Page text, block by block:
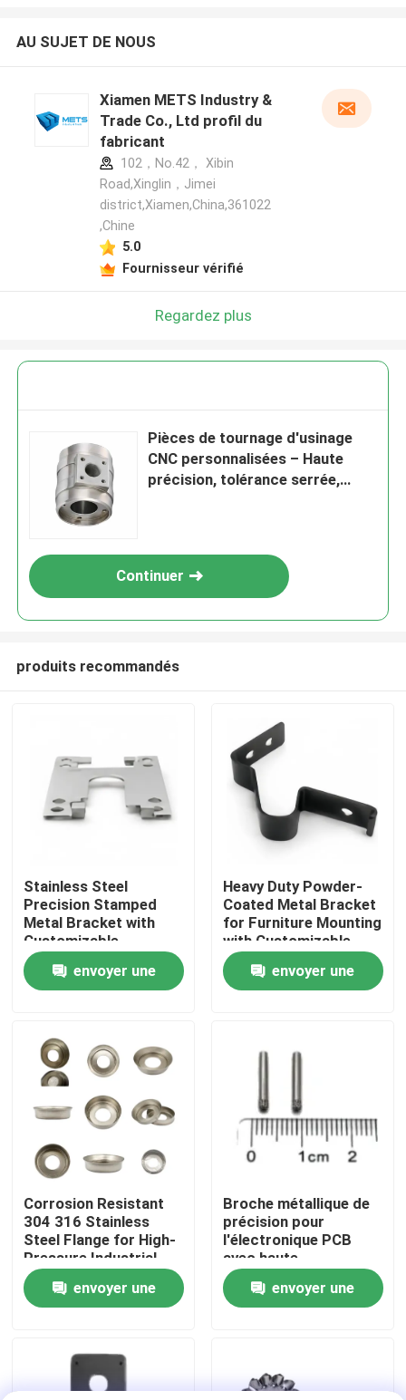
Produits
Vidéos
VR Show
Au sujet de nous
Visite d'usine
Contrôle de qualité
Contactez-nous
Cas
AU SUJET DE NOUS
Xiamen METS Industry &
Trade Co., Ltd profil du
fabricant
102，No.42， Xibin
Road,Xinglin，Jimei
district,Xiamen,China,361022
,Chine
5.0
Fournisseur vérifié
Regardez plus
Pièces de tournage d'usinage
CNC personnalisées – Haute
précision, tolérance serrée,
Continuer
produits recommandés
Stainless Steel
Precision Stamped
Metal Bracket with
Customizable
Dimensions for
Hardware Connector
envoyer une
Heavy Duty Powder-
Coated Metal Bracket
for Furniture Mounting
with Customizable
Options
envoyer une
Corrosion Resistant
304 316 Stainless
Steel Flange for High-
Pressure Industrial
Pipeline Systems
envoyer une
Broche métallique de
précision pour
l'électronique PCB
avec haute
conductivité et
diamètre de 0,2 mm en
géométrie
envoyer une